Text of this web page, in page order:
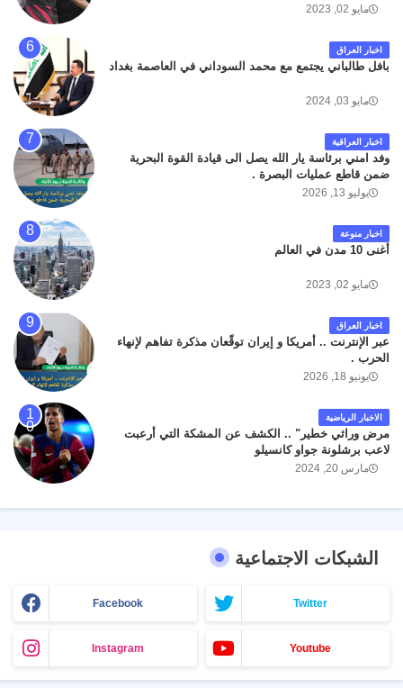
مايو 02, 2023
اخبار العراق
بافل طالباني يجتمع مع محمد السوداني في العاصمة بغداد
مايو 03, 2024
اخبار العراقية
وفد امني برئاسة يار الله يصل الى قيادة القوة البحرية
ضمن قاطع عمليات البصرة .
يوليو 13, 2026
اخبار منوعة
أغنى 10 مدن في العالم
مايو 02, 2023
اخبار العراق
عبر الإنترنت .. أمريكا و إيران توقّعان مذكرة تفاهم لإنهاء
الحرب .
يونيو 18, 2026
الاخبار الرياضية
مرض وراثي خطير" .. الكشف عن المشكة التي أرعبت
لاعب برشلونة جواو كانسيلو
مارس 20, 2024
الشبكات الاجتماعية
Facebook Twitter
Instagram Youtube